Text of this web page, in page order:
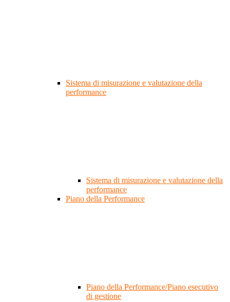
Sistema di misurazione e valutazione della
performance
Sistema di misurazione e valutazione della
performance
Piano della Performance
Piano della Performance/Piano esecutivo
di gestione